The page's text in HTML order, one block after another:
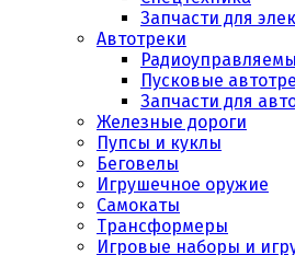
Запчасти для
Автотреки
Пусковые
Запчасти для
Железные дороги
Пупсы и куклы
Беговелы
Игрушечное оружие
Самокаты
Трансформеры
Игровые наборы и